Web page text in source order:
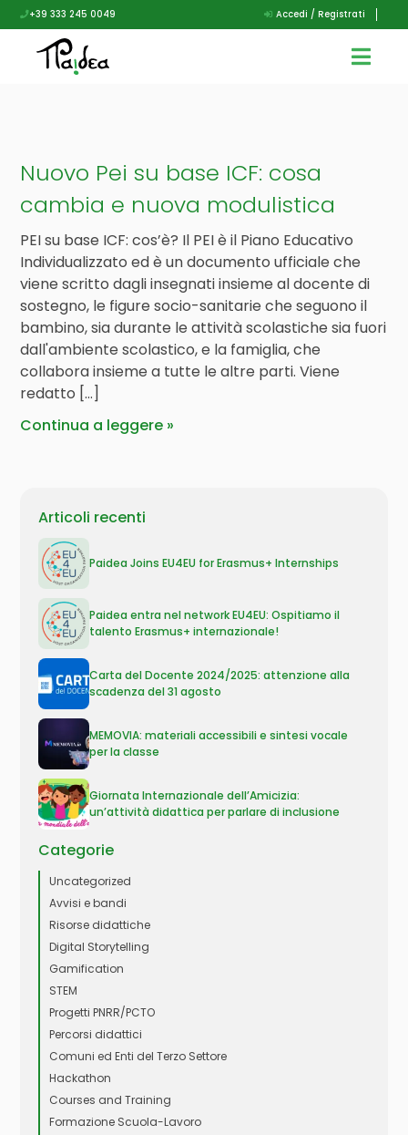
+39 333 245 0049 Accedi / Registrati
Nuovo Pei su base ICF: cosa
cambia e nuova modulistica
PEI su base ICF: cos’è? Il PEI è il Piano Educativo
Individualizzato ed è un documento ufficiale che
viene scritto dagli insegnati insieme al docente di
sostegno, le figure socio-sanitarie che seguono il
bambino, sia durante le attività scolastiche sia fuori
dall'ambiente scolastico, e la famiglia, che
collabora insieme a tutte le altre parti. Viene
redatto […]
Continua a leggere
Articoli recenti
Paidea Joins EU4EU for Erasmus+ Internships
Paidea entra nel network EU4EU: Ospitiamo il
talento Erasmus+ internazionale!
Carta del Docente 2024/2025: attenzione alla
scadenza del 31 agosto
MEMOVIA: materiali accessibili e sintesi vocale
per la classe
Giornata Internazionale dell’Amicizia:
un’attività didattica per parlare di inclusione
Categorie
Uncategorized
Avvisi e bandi
Risorse didattiche
Digital Storytelling
Gamification
STEM
Progetti PNRR/PCTO
Percorsi didattici
Comuni ed Enti del Terzo Settore
Hackathon
Courses and Training
Formazione Scuola-Lavoro